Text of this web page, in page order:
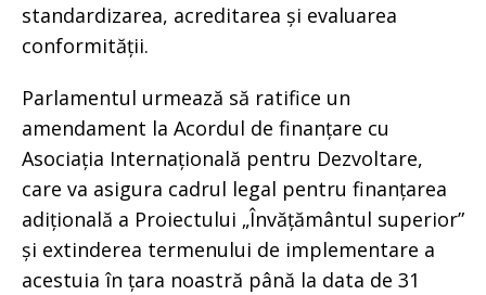
standardizarea, acreditarea și evaluarea
conformității.
Parlamentul urmează să ratifice un
amendament la Acordul de finanțare cu
Asociația Internațională pentru Dezvoltare,
care va asigura cadrul legal pentru finanțarea
adițională a Proiectului „Învățământul superior”
și extinderea termenului de implementare a
acestuia în țara noastră până la data de 31